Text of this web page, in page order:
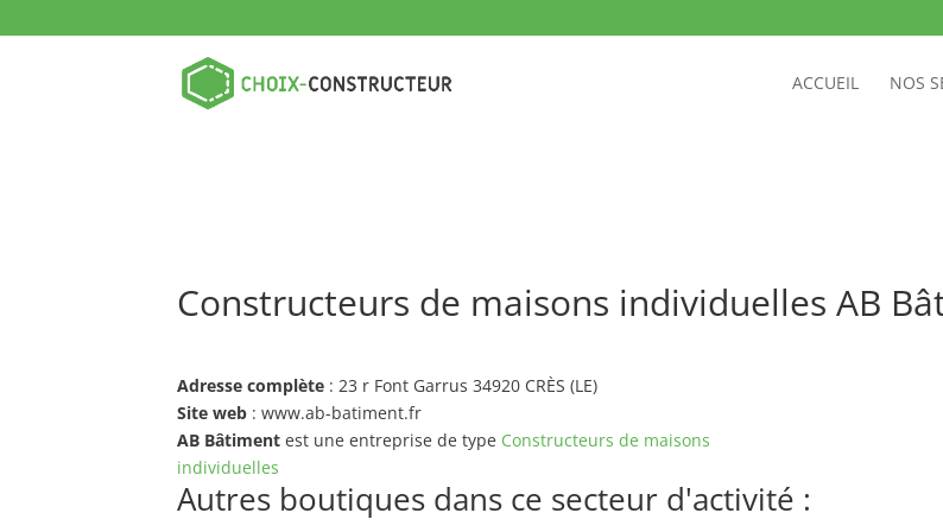
ACCUEIL NOS
Constructeurs de maisons individuelles AB
Adresse complète : 23 r Font Garrus 34920 CRÈS (LE)
Site web : www.ab-batiment.fr
AB Bâtiment est une entreprise de type Constructeurs de maisons
individuelles
Autres boutiques dans ce secteur d'activité :